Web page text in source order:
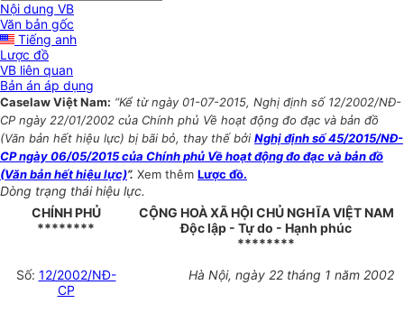
Nội dung VB
Văn bản gốc
Tiếng anh
Lược đồ
VB liên quan
Bản án áp dụng
Caselaw Việt Nam: “Kể từ ngày 01-07-2015, Nghị định số 12/2002/NĐ-
CP ngày 22/01/2002 của Chính phủ Về hoạt động đo đạc và bản đồ
(Văn bản hết hiệu lực) bị bãi bỏ, thay thế bởi Nghị định số 45/2015/NĐ-
CP ngày 06/05/2015 của Chính phủ Về hoạt động đo đạc và bản đồ
(Văn bản hết hiệu lực)”. Xem thêm Lược đồ.
Dòng trạng thái hiệu lực.
CHÍNH PHỦ
********
CỘNG HOÀ XÃ HỘI CHỦ NGHĨA VIỆT NAM
Độc lập - Tự do - Hạnh phúc
********
Số: 12/2002/NĐ-
CP
Hà Nội, ngày 22 tháng 1 năm 2002